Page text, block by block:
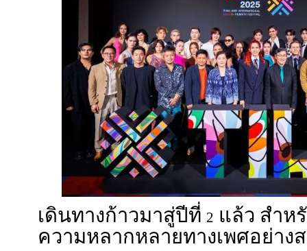
เดินทางก้าวมาสู่ปีที่ 2 แล้ว สำห
ความหลากหลายทางเพศอย่าง